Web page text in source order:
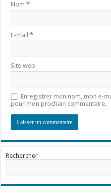
Nom*
E-mail*
Site web
Enregistrer mon nom, mon e-
pour mon prochain commentaire.
Rechercher